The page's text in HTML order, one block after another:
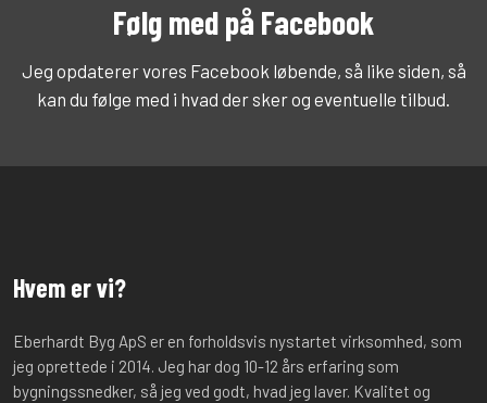
​Følg med på Facebook
Jeg opdaterer vores Facebook løbende, så like siden, så
kan du følge med i hvad der sker og eventuelle tilbud.
Hvem er vi?
Eberhardt Byg ApS er en forholdsvis nystartet virksomhed, som
jeg oprettede i 2014. Jeg har dog 10-12 års erfaring som
bygningssnedker, så jeg ved godt, hvad jeg laver. Kvalitet og